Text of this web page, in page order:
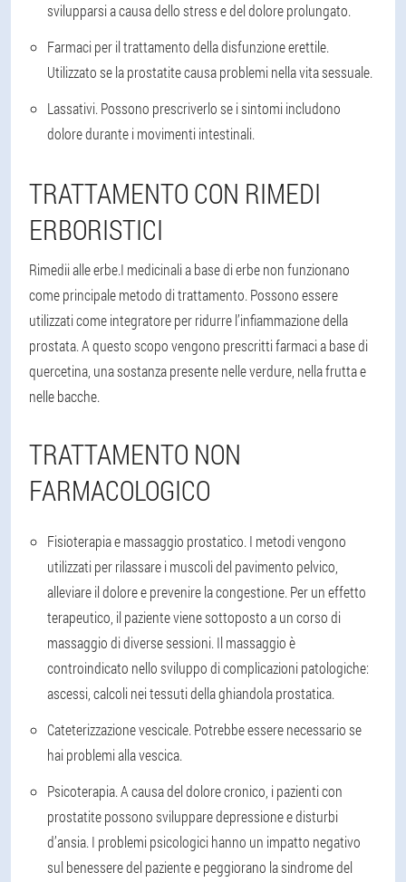
svilupparsi a causa dello stress e del dolore prolungato.
Farmaci per il trattamento della disfunzione erettile.
Utilizzato se la prostatite causa problemi nella vita sessuale.
Lassativi. Possono prescriverlo se i sintomi includono
dolore durante i movimenti intestinali.
TRATTAMENTO CON RIMEDI
ERBORISTICI
Rimedii alle erbe.I medicinali a base di erbe non funzionano
come principale metodo di trattamento. Possono essere
utilizzati come integratore per ridurre l’infiammazione della
prostata. A questo scopo vengono prescritti farmaci a base di
quercetina, una sostanza presente nelle verdure, nella frutta e
nelle bacche.
TRATTAMENTO NON
FARMACOLOGICO
Fisioterapia e massaggio prostatico. I metodi vengono
utilizzati per rilassare i muscoli del pavimento pelvico,
alleviare il dolore e prevenire la congestione. Per un effetto
terapeutico, il paziente viene sottoposto a un corso di
massaggio di diverse sessioni. Il massaggio è
controindicato nello sviluppo di complicazioni patologiche:
ascessi, calcoli nei tessuti della ghiandola prostatica.
Cateterizzazione vescicale. Potrebbe essere necessario se
hai problemi alla vescica.
Psicoterapia. A causa del dolore cronico, i pazienti con
prostatite possono sviluppare depressione e disturbi
d’ansia. I problemi psicologici hanno un impatto negativo
sul benessere del paziente e peggiorano la sindrome del